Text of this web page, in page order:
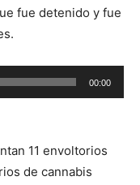
fue detenido y fue
00:00
11 envoltorios
de cannabis